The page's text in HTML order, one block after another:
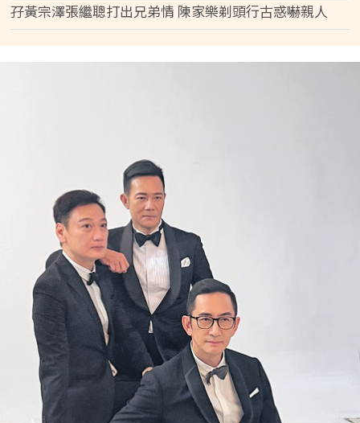
孖黃宗澤張繼聰打出兄弟情 陳家樂剃頭行古惑嚇親人